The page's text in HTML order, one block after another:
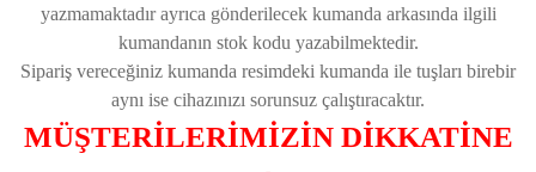
yazmamaktadır ayrıca gönderilecek kumanda arkasında ilgili
kumandanın stok kodu yazabilmektedir.
Sipariş vereceğiniz kumanda resimdeki kumanda ile tuşları birebir
aynı ise cihazınızı sorunsuz çalıştıracaktır.
MÜŞTERİLERİMİZİN DİKKATİNE